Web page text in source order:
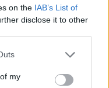
on the IAB’s List of
disclose it to other
one or more Google
You may click to
my